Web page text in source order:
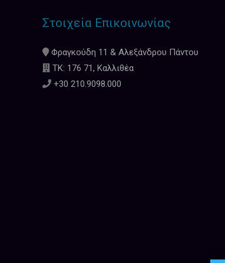
Στοιχεία Επικοινωνίας
Φραγκούδη 11 & Αλεξάνδρου Πάντου
ΤΚ: 176 71, Καλλιθέα
+30 210.9098.000